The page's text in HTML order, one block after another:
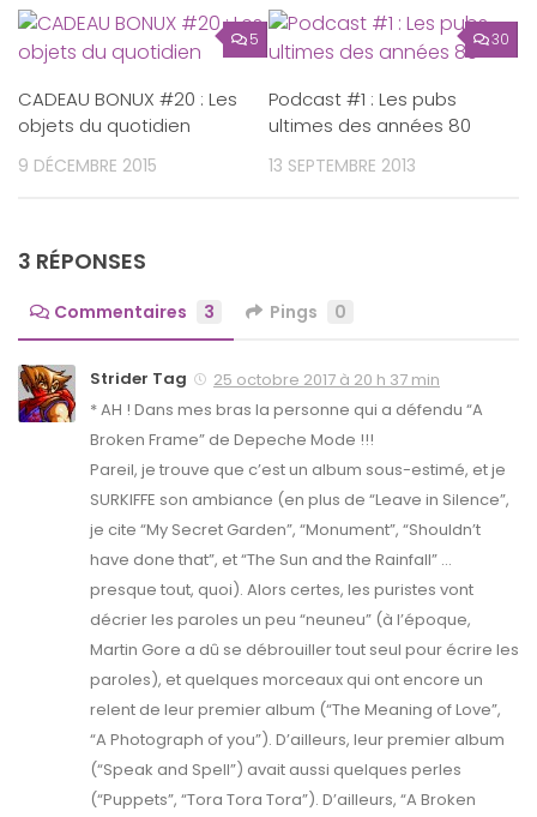
5
CADEAU BONUX #20 : Les
objets du quotidien
9 DÉCEMBRE 2015
30
Podcast #1 : Les pubs
ultimes des années 80
13 SEPTEMBRE 2013
3 RÉPONSES
Commentaires 3 Pings 0
Strider Tag
25 octobre 2017 à 20 h 37 min
* AH ! Dans mes bras la personne qui a défendu “A
Broken Frame” de Depeche Mode !!!
Pareil, je trouve que c’est un album sous-estimé, et je
SURKIFFE son ambiance (en plus de “Leave in Silence”,
je cite “My Secret Garden”, “Monument”, “Shouldn’t
have done that”, et “The Sun and the Rainfall” …
presque tout, quoi). Alors certes, les puristes vont
décrier les paroles un peu “neuneu” (à l’époque,
Martin Gore a dû se débrouiller tout seul pour écrire les
paroles), et quelques morceaux qui ont encore un
relent de leur premier album (“The Meaning of Love”,
“A Photograph of you”). D’ailleurs, leur premier album
(“Speak and Spell”) avait aussi quelques perles
(“Puppets”, “Tora Tora Tora”). D’ailleurs, “A Broken